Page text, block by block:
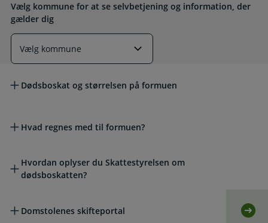
Vælg kommune for at se selvbetjening og information, der
gælder dig
Dødsboskat og størrelsen på formuen
Hvad regnes med til formuen?
Hvordan oplyser du Skattestyrelsen om
dødsboskatten?
Domstolenes skifteportal